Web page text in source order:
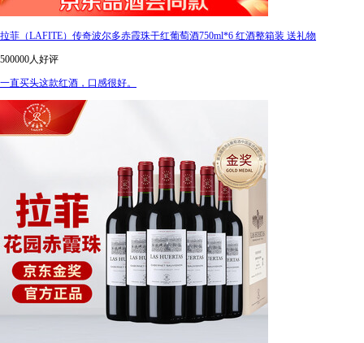
拉菲（LAFITE）传奇波尔多赤霞珠干红葡萄酒750ml*6 红酒整箱装 送礼物
500000人好评
一直买头这款红酒，口感很好。